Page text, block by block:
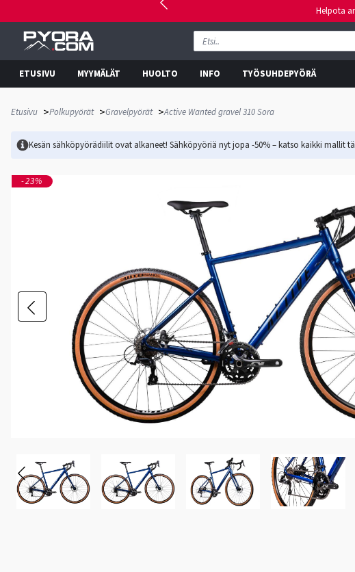
Helpota
ETUSIVU MYYMÄLÄT HUOLTO INFO TYÖSUHDEPYÖRÄ
Etusivu >Polkupyörät >Gravelpyörät >Active Wanted gravel 310 Sora
Kesän sähköpyörädiilit ovat alkaneet! Sähköpyöriä nyt jopa -50% – katso kaikki mallit
-23%